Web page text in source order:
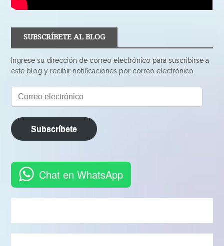
SUBSCRÍBETE AL BLOG
Ingrese su dirección de correo electrónico para suscribirse a
este blog y recibir notificaciones por correo electrónico.
electrónico
Subscríbete
Chat en WhatsApp